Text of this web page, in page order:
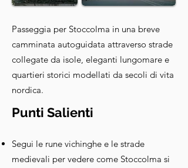
Passeggia per Stoccolma in una breve
camminata autoguidata attraverso strade
collegate da isole, eleganti lungomare e
quartieri storici modellati da secoli di vita
nordica.
Punti Salienti
Segui le rune vichinghe e le strade
medievali per vedere come Stoccolma si